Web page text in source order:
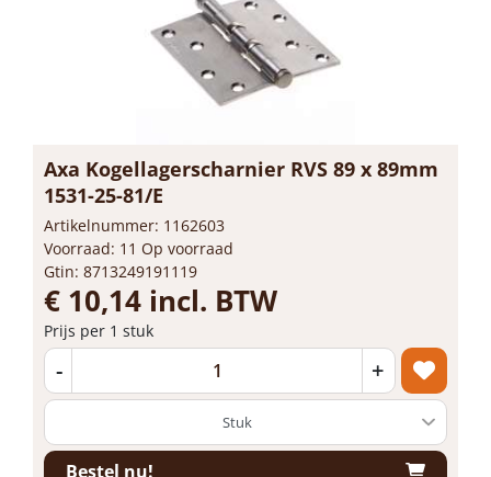
Axa Kogellagerscharnier RVS 89 x 89mm
1531-25-81/E
Artikelnummer: 1162603
Voorraad: 11 Op voorraad
Gtin: 8713249191119
€ 10,14 incl. BTW
Prijs per 1 stuk
- +
Bestel nu!